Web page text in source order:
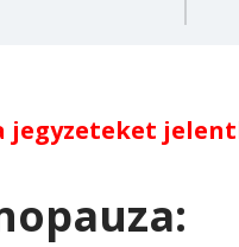
jegyzeteket